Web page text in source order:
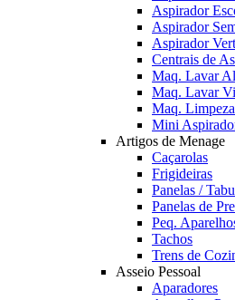
Aspirador
Aspirador
Aspirador
Centrais de
Maq. Lavar
Maq. Lavar
Maq.
Mini
Artigos de Menage
Caçarolas
Frigideiras
Panelas /
Panelas de
Peq.
Tachos
Trens de
Asseio Pessoal
Aparadores